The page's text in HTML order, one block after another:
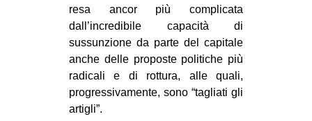
resa ancor più complicata
dall’incredibile capacità di
sussunzione da parte del capitale
anche delle proposte politiche più
radicali e di rottura, alle quali,
progressivamente, sono “tagliati gli
artigli”.